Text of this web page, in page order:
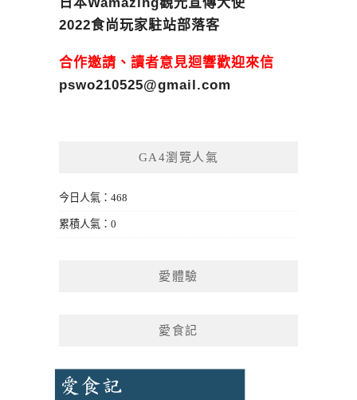
2022食尚玩家駐站部落客
合作邀請、讀者意見迴響歡迎來信
pswo210525@gmail.com
GA4瀏覽人氣
今日人氣：468
累積人氣：0
愛體驗
愛食記